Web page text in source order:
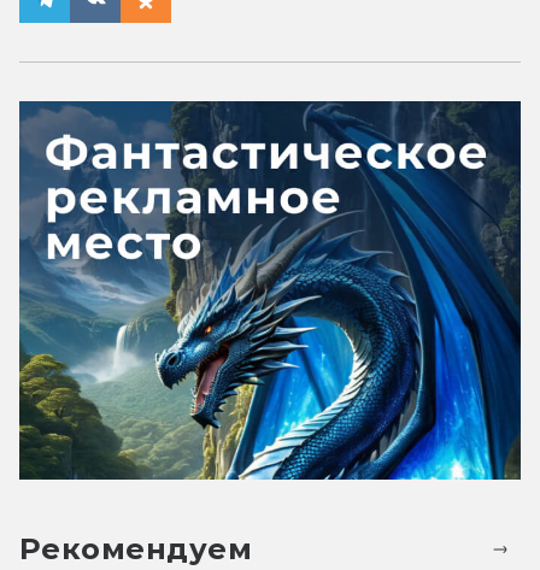
Рекомендуем